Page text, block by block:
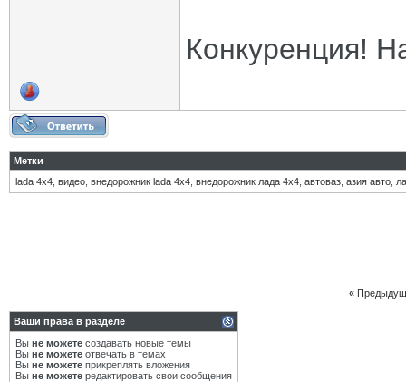
Конкуренция!
Метки
lada 4x4 видео внедорожник lada 4x4 внедорожник лада 4х4 автоваз азия авто
«
Ваши права в разделе
Вы не можете создавать новые темы
Вы не можете отвечать в темах
Вы не можете прикреплять вложения
Вы не можете редактировать свои сообщения